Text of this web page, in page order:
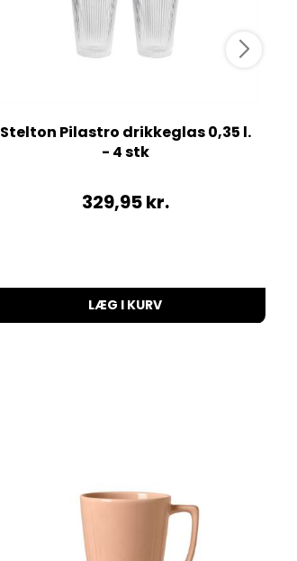
Stelton Pilastro drikkeglas 0,35 l.
- 4 stk
329,95kr.
LÆG I KURV